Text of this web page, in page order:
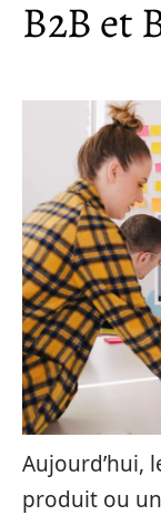
B2B et
Aujourd’hui,
produit ou